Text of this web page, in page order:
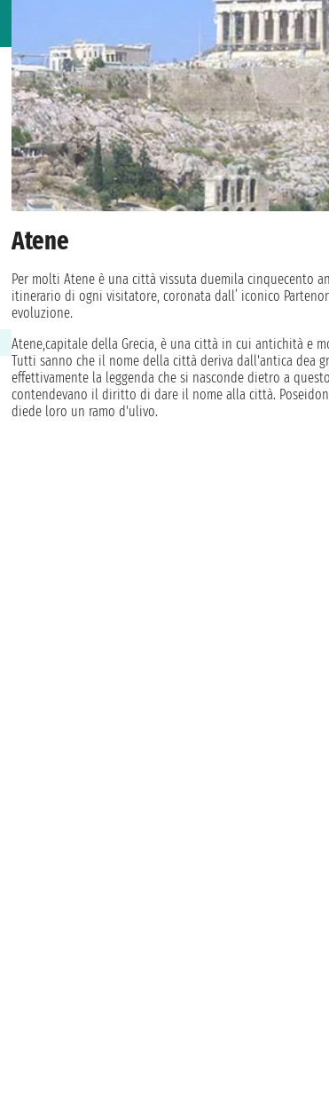
Atene
Per molti Atene è una città vissuta duemila cinquecento
itinerario di ogni visitatore, coronata dall’ iconico
evoluzione.
Atene,capitale della Grecia, è una città in cui antichità e
Tutti sanno che il nome della città deriva dall'antica dea
effettivamente la leggenda che si nasconde dietro a
contendevano il diritto di dare il nome alla città.
diede loro un ramo d'ulivo.
mozzafiato sulla città e sul Mar Egeo. Tuttavia, Atene